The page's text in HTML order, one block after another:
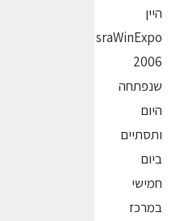
היין
IsraWinExpo
2006
שנפתחה
היום
ותסתיים
ביום
חמישי
במרכז